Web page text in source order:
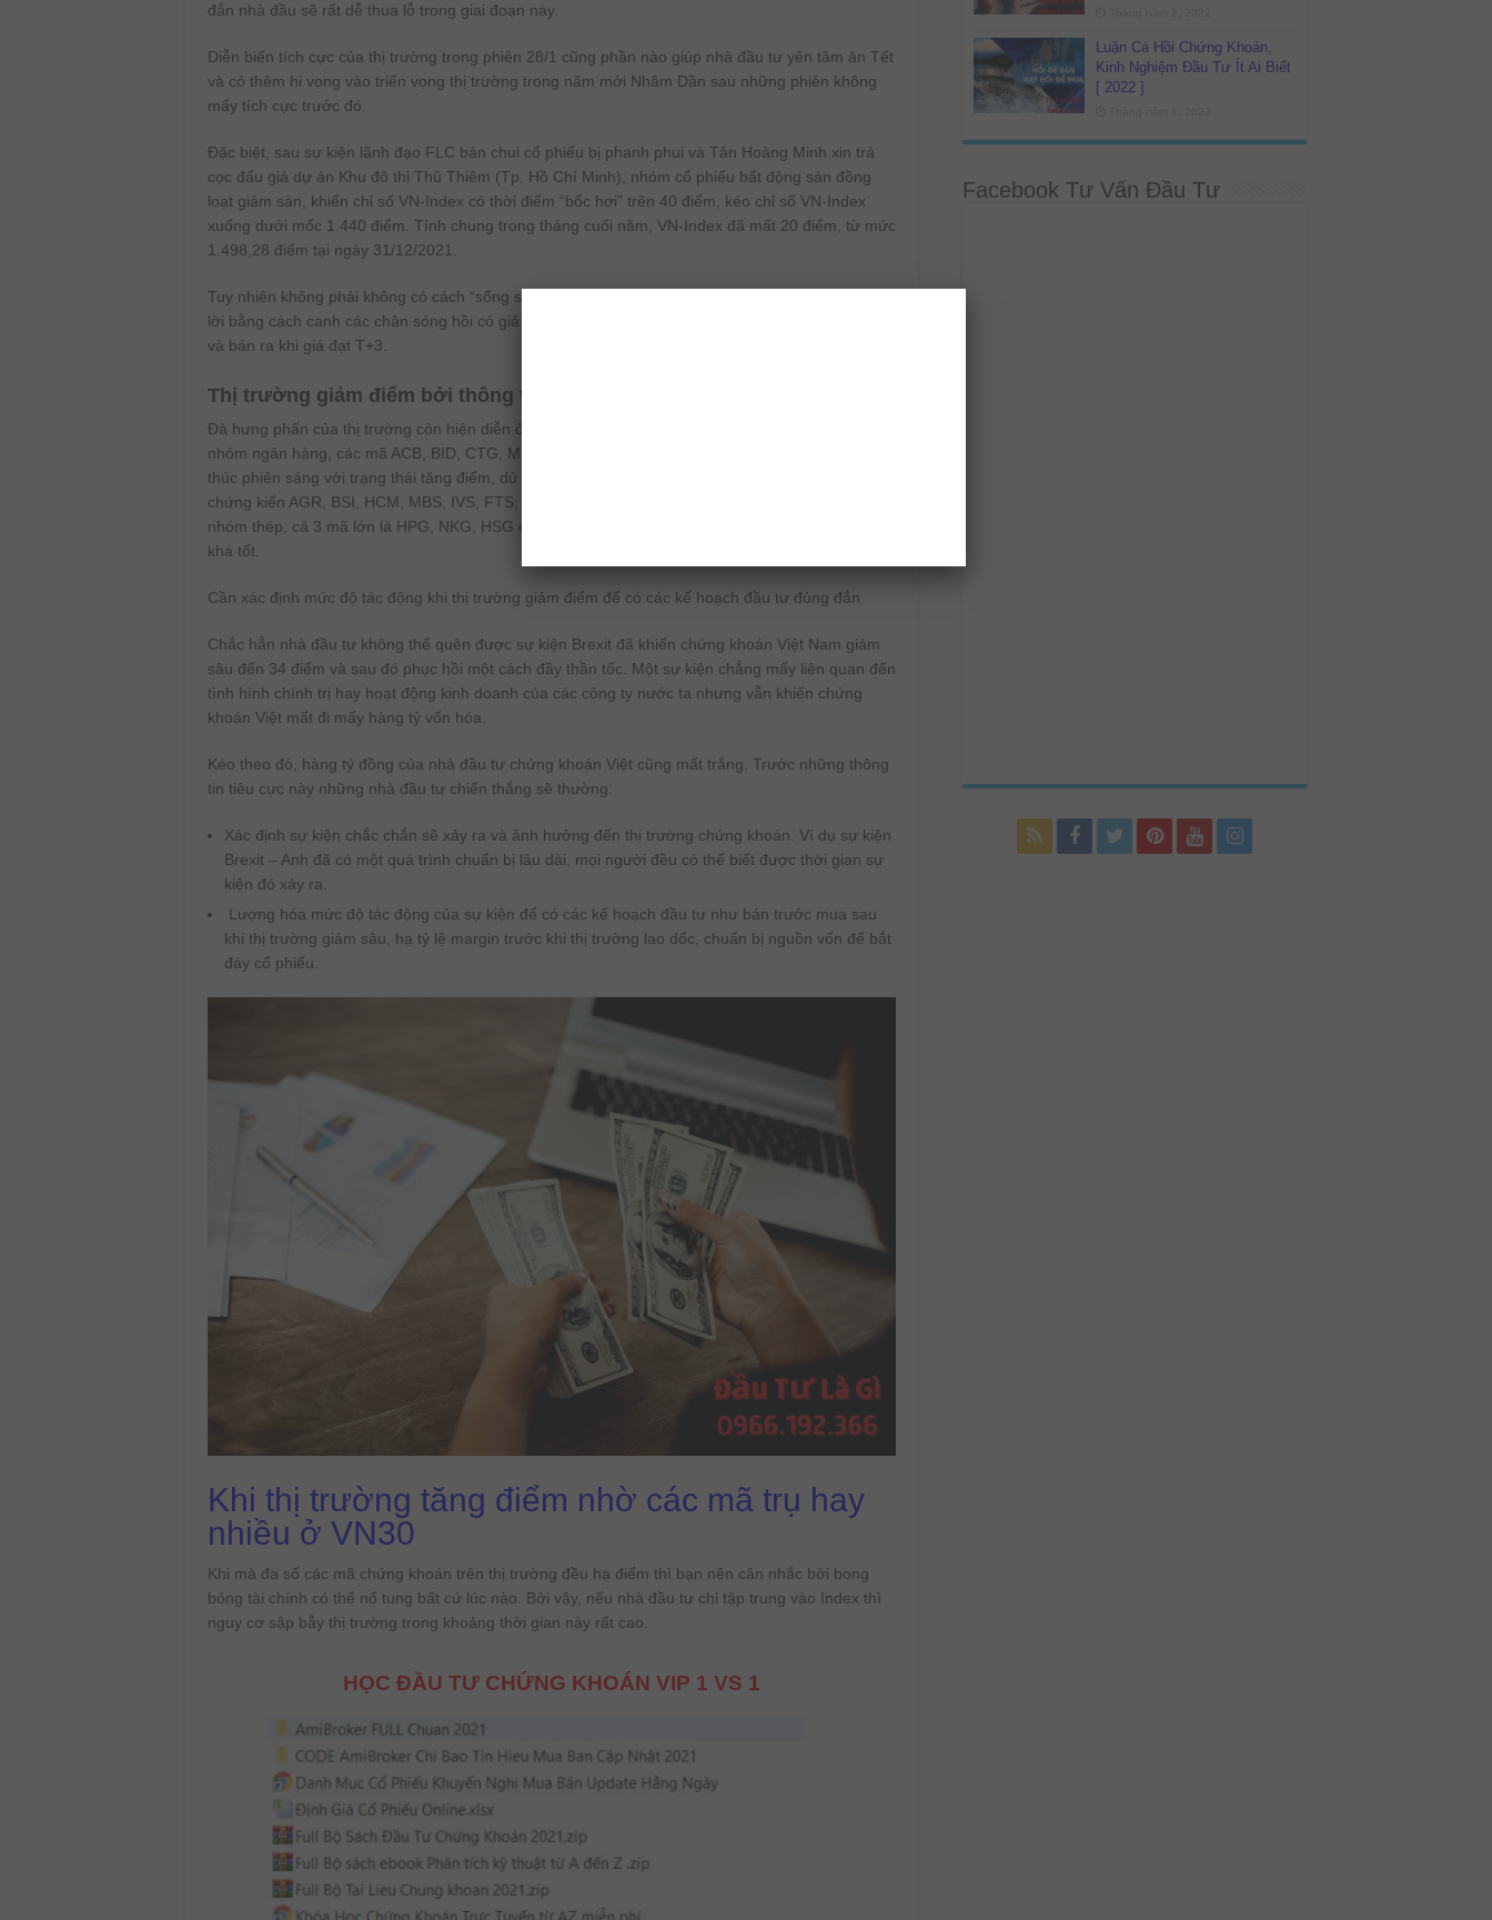
đắn nhà đầu sẽ rất dễ thua lỗ trong giai đoạn này.
Diễn biến tích cực của thị trường trong phiên 28/1 cũng phần nào giúp nhà đầu tư yên tâm ăn Tết
và có thêm hi vọng vào triển vọng thị trường trong năm mới Nhâm Dần sau những phiên không
mấy tích cực trước đó.
Đặc biệt, sau sự kiện lãnh đạo FLC bán chui cổ phiếu bị phanh phui và Tân Hoàng Minh xin trả
cọc đấu giá dự án Khu đô thị Thủ Thiêm (Tp. Hồ Chí Minh), nhóm cổ phiếu bất động sản đồng
loạt giảm sàn, khiến chỉ số VN-Index có thời điểm “bốc hơi” trên 40 điểm, kéo chỉ số VN-Index
xuống dưới mốc 1.440 điểm. Tính chung trong tháng cuối năm, VN-Index đã mất 20 điểm, từ mức
1.498,28 điểm tại ngày 31/12/2021.
Tuy nhiên không phải không có cách “sống sót” trong đợt giảm điểm kéo dài, bạn vẫn có thể kiếm
lời bằng cách canh các chân sóng hồi có giá tốt. Tuy nhiên, bạn vẫn chỉ nên lướt sóng ngắn hạn
và bán ra khi giá đạt T+3.
Thị trường giảm điểm bởi thông tin tiêu cực
Đà hưng phấn của thị trường còn hiện diễn ở cả 3 nhóm ngân hàng, chứng khoán và thép. Ở
nhóm ngân hàng, các mã ACB, BID, CTG, MBB, STB, VCB, VPB, LPB, HDB, TCB, MSB… đều kết
thúc phiên sáng với trạng thái tăng điểm, dù mức tăng không cao. Nhóm chứng khoán cũng
chứng kiến AGR, BSI, HCM, MBS, IVS, FTS, VDS, SSI, SHS, VND, VCI… tăng điểm mạnh. Với
nhóm thép, cả 3 mã lớn là HPG, NKG, HSG đều tăng điểm, ngoài ra các mã nhỏ khác cũng tăng
khá tốt.
Cần xác định mức độ tác động khi thị trường giảm điểm để có các kế hoạch đầu tư đúng đắn
Chắc hẳn nhà đầu tư không thể quên được sự kiện Brexit đã khiến chứng khoán Việt Nam giảm
sâu đến 34 điểm và sau đó phục hồi một cách đầy thần tốc. Một sự kiện chẳng mấy liên quan đến
tình hình chính trị hay hoạt động kinh doanh của các công ty nước ta nhưng vẫn khiến chứng
khoán Việt mất đi mấy hàng tỷ vốn hóa.
Kéo theo đó, hàng tỷ đồng của nhà đầu tư chứng khoán Việt cũng mất trắng. Trước những thông
tin tiêu cực này những nhà đầu tư chiến thắng sẽ thường:
Xác định sự kiện chắc chắn sẽ xảy ra và ảnh hưởng đến thị trường chứng khoán. Ví dụ sự kiện
Brexit – Anh đã có một quá trình chuẩn bị lâu dài, mọi người đều có thể biết được thời gian sự
kiện đó xảy ra.
Lượng hóa mức độ tác động của sự kiện để có các kế hoạch đầu tư như bán trước mua sau
khi thị trường giảm sâu, hạ tỷ lệ margin trước khi thị trường lao dốc, chuẩn bị nguồn vốn để bắt
đáy cổ phiếu.
Khi thị trường tăng điểm nhờ các mã trụ hay
nhiều ở VN30
Khi mà đa số các mã chứng khoán trên thị trường đều hạ điểm thì bạn nên cân nhắc bởi bong
bóng tài chính có thể nổ tung bất cứ lúc nào. Bởi vậy, nếu nhà đầu tư chỉ tập trung vào Index thì
nguy cơ sập bẫy thị trường trong khoảng thời gian này rất cao.
HỌC ĐẦU TƯ CHỨNG KHOÁN VIP 1 VS 1
Luận Cá Hồi Chứng Khoán,
Kinh Nghiệm Đầu Tư Ít Ai Biết
[ 2022 ]
Facebook Tư Vấn Đầu Tư